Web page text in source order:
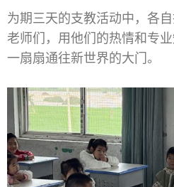
为期三天的支教活动中，各
老师们，用他们的热情和专
一扇扇通往新世界的大门。